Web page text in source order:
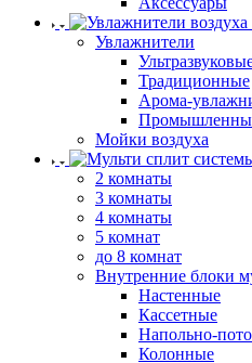
Увлажнители
Традиционные
Арома-
Мойки воздуха
2 комнаты
3 комнаты
4 комнаты
5 комнат
до 8 комнат
Внутренние блоки
Настенные
Кассетные
Напольно-
Колонные